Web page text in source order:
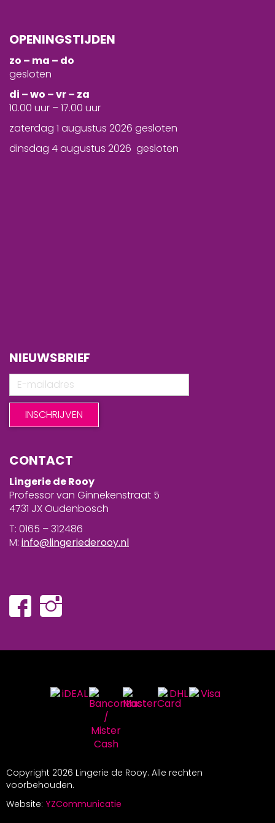
OPENINGSTIJDEN
zo – ma – do
gesloten
di – wo – vr – za
10.00 uur – 17.00 uur
zaterdag 1 augustus 2026 gesloten
dinsdag 4 augustus 2026 gesloten
NIEUWSBRIEF
CONTACT
Lingerie de Rooy
Professor van Ginnekenstraat 5
4731 JX Oudenbosch
T: 0165 – 312486
M: info@lingeriederooy.nl
Copyright 2026 Lingerie de Rooy. Alle rechten
voorbehouden.
Website: YZCommunicatie